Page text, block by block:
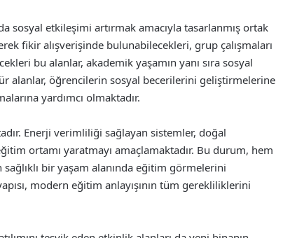
sosyal etkileşimi artırmak amacıyla tasarlanmış ortak
fikir alışverişinde bulunabilecekleri, grup çalışmaları
bu alanlar, akademik yaşamın yanı sıra sosyal
alanlar, öğrencilerin sosyal becerilerini geliştirmelerine
yardımcı olmaktadır.
Enerji verimliliği sağlayan sistemler, doğal
ortamı yaratmayı amaçlamaktadır. Bu durum, hem
bir yaşam alanında eğitim görmelerini
modern eğitim anlayışının tüm gerekliliklerini